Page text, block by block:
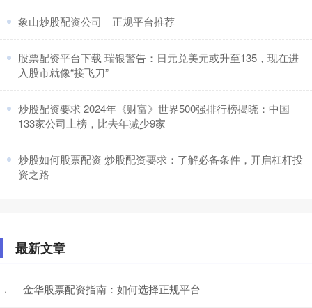
​象山炒股配资公司｜正规平台推荐
​股票配资平台下载 瑞银警告：日元兑美元或升至135，现在进
入股市就像“接飞刀”
​炒股配资要求 2024年《财富》世界500强排行榜揭晓：中国
133家公司上榜，比去年减少9家
​炒股如何股票配资 炒股配资要求：了解必备条件，开启杠杆投
资之路
最新文章
· 金华股票配资指南：如何选择正规平台